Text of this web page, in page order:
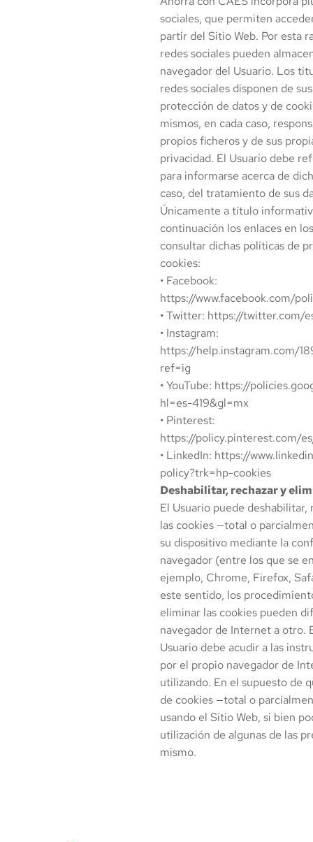
sociales, que permiten
partir del Sitio Web. Por esta
redes sociales pueden
navegador del Usuario. Los
redes sociales disponen de
protección de datos y de
mismos, en cada caso,
propios ficheros y de sus
privacidad. El Usuario debe
para informarse acerca de
caso, del tratamiento de sus
Únicamente a título
continuación los enlaces en
consultar dichas políticas de
cookies:
• Facebook:
https://www.facebook.com/
• Twitter: https://twitter.com/
• Instagram:
https://help.instagram.com/
ref=ig
• YouTube: https://
hl=es-419&gl=mx
• Pinterest:
https://policy.pinterest.com/
• LinkedIn: https://
policy?trk=hp-cookies
Deshabilitar, rechazar y
El Usuario puede deshabilitar,
las cookies —total o
su dispositivo mediante la
navegador (entre los que se
ejemplo, Chrome, Firefox,
este sentido, los
eliminar las cookies pueden
navegador de Internet a otro.
Usuario debe acudir a las
por el propio navegador de
utilizando. En el supuesto de
de cookies —total o
usando el Sitio Web, si bien
utilización de algunas de las
mismo.